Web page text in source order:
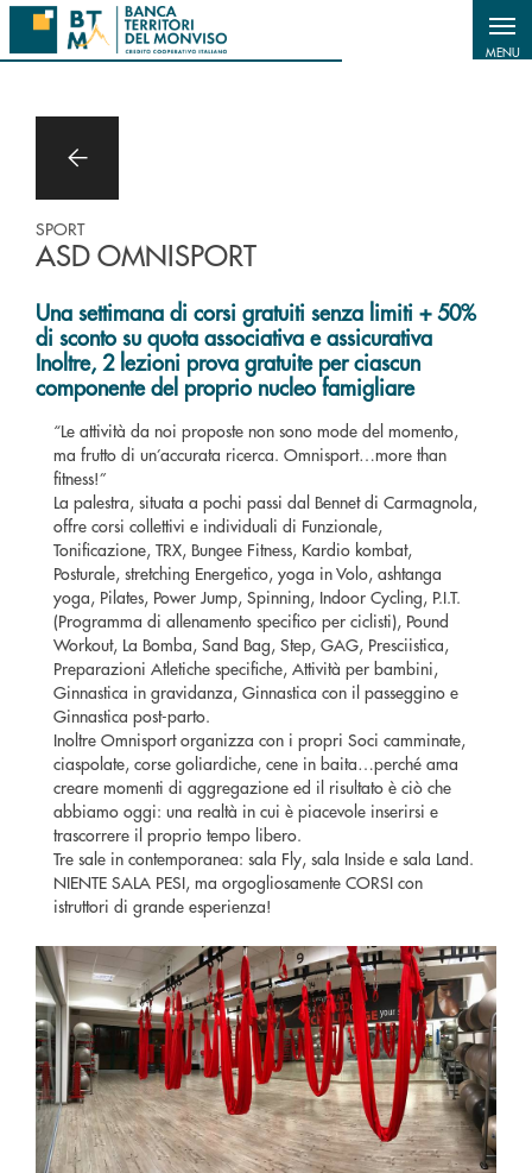
Salta al contenuto principale
MENU
SPORT
ASD OMNISPORT
Una settimana di corsi gratuiti senza limiti + 50%
di sconto su quota associativa e assicurativa
Inoltre, 2 lezioni prova gratuite per ciascun
componente del proprio nucleo famigliare
“Le attività da noi proposte non sono mode del momento,
ma frutto di un’accurata ricerca. Omnisport…more than
fitness!”
La palestra, situata a pochi passi dal Bennet di Carmagnola,
offre corsi collettivi e individuali di Funzionale,
Tonificazione, TRX, Bungee Fitness, Kardio kombat,
Posturale, stretching Energetico, yoga in Volo, ashtanga
yoga, Pilates, Power Jump, Spinning, Indoor Cycling, P.I.T.
(Programma di allenamento specifico per ciclisti), Pound
Workout, La Bomba, Sand Bag, Step, GAG, Presciistica,
Preparazioni Atletiche specifiche, Attività per bambini,
Ginnastica in gravidanza, Ginnastica con il passeggino e
Ginnastica post-parto.
Inoltre Omnisport organizza con i propri Soci camminate,
ciaspolate, corse goliardiche, cene in baita…perché ama
creare momenti di aggregazione ed il risultato è ciò che
abbiamo oggi: una realtà in cui è piacevole inserirsi e
trascorrere il proprio tempo libero.
Tre sale in contemporanea: sala Fly, sala Inside e sala Land.
NIENTE SALA PESI, ma orgogliosamente CORSI con
istruttori di grande esperienza!